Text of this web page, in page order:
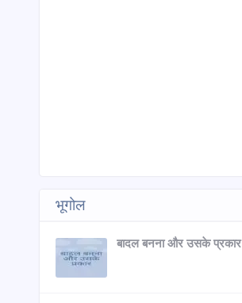
भूगोल
बादल बनना और उसके प्रकार